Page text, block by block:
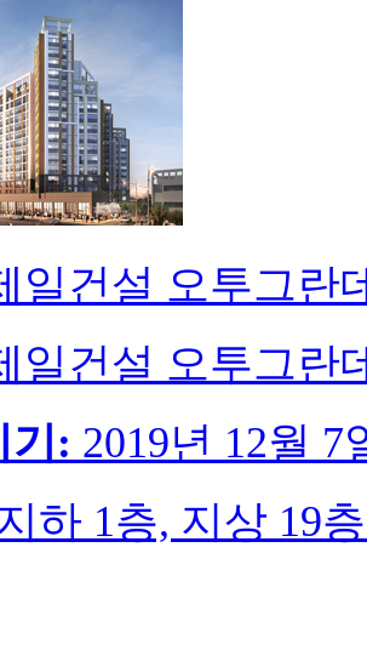
일건설 오투그란
일건설 오투그란
기: 2019년 12월 7
하 1층, 지상 19